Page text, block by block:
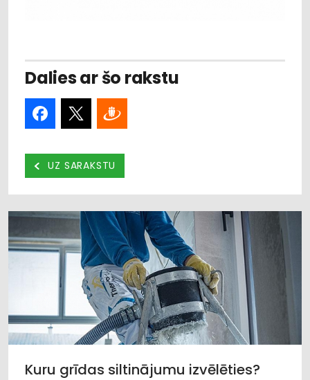
Dalies ar šo rakstu
UZ SARAKSTU
Kuru grīdas siltinājumu izvēlēties?